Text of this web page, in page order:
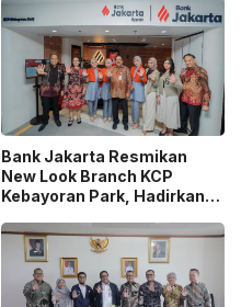
Bank Jakarta Resmikan
New Look Branch KCP
Kebayoran Park, Hadirkan
Modern